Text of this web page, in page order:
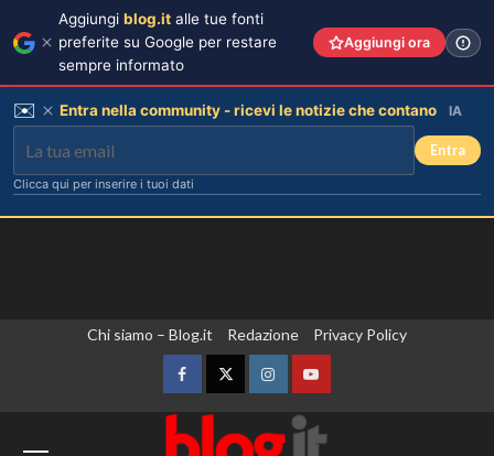
Chi siamo – Blog.it Redazione Privacy Policy
FacebookTwitterInstagramYouTube
Aggiungi blog.it alle tue fonti
preferite su Google per restare
sempre informato
Aggiungi ora
✉️ Entra nella community - ricevi le notizie che contano IA
Entra
Clicca qui per inserire i tuoi dati